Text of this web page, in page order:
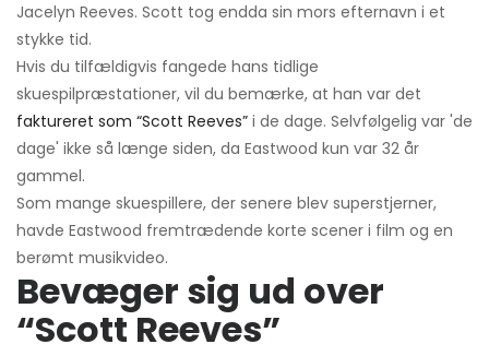
Jacelyn Reeves. Scott tog endda sin mors efternavn i et
stykke tid.
Hvis du tilfældigvis fangede hans tidlige
skuespilpræstationer, vil du bemærke, at han var det
faktureret som “Scott Reeves” i de dage. Selvfølgelig var 'de
dage' ikke så længe siden, da Eastwood kun var 32 år
gammel.
Som mange skuespillere, der senere blev superstjerner,
havde Eastwood fremtrædende korte scener i film og en
berømt musikvideo.
Bevæger sig ud over
“Scott Reeves”